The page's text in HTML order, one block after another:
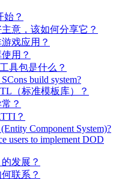
始？
意，该如何分享它？
戏应用？
用？
具包是什么？
build system?
（标准模板库）？
？
？
Component System)?
users to implement DOD
发展？
联系？